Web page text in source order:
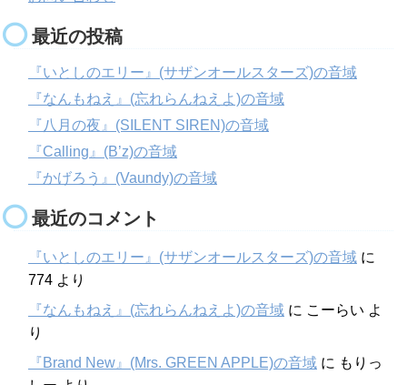
最近の投稿
『いとしのエリー』(サザンオールスターズ)の音域
『なんもねえ』(忘れらんねえよ)の音域
『八月の夜』(SILENT SIREN)の音域
『Calling』(B’z)の音域
『かげろう』(Vaundy)の音域
最近のコメント
『いとしのエリー』(サザンオールスターズ)の音域 に
774 より
『なんもねえ』(忘れらんねえよ)の音域 に こーらい よ
り
『Brand New』(Mrs. GREEN APPLE)の音域 に もりっ